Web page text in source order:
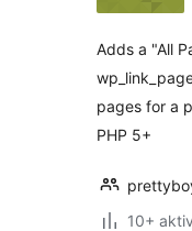
Adds a "All
pages for a
PHP 5+
10+